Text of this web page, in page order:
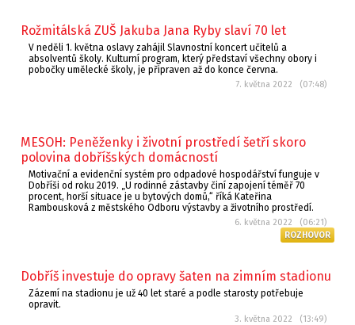
Rožmitálská ZUŠ Jakuba Jana Ryby slaví 70 let
V neděli 1. května oslavy zahájil Slavnostní koncert učitelů a
absolventů školy. Kulturní program, který představí všechny obory i
pobočky umělecké školy, je připraven až do konce června.
7. května 2022 (07:48)
MESOH: Peněženky i životní prostředí šetří skoro
polovina dobříšských domácností
Motivační a evidenční systém pro odpadové hospodářství funguje v
Dobříši od roku 2019. „U rodinné zástavby činí zapojení téměř 70
procent, horší situace je u bytových domů,“ říká Kateřina
Rambousková z městského Odboru výstavby a životního prostředí.
6. května 2022 (06:21)
ROZHOVOR
Dobříš investuje do opravy šaten na zimním stadionu
Zázemí na stadionu je už 40 let staré a podle starosty potřebuje
opravit.
3. května 2022 (13:49)